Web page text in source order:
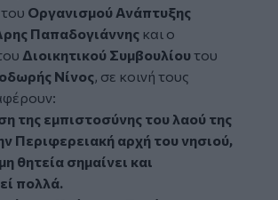
του Οργανισμού Ανάπτυξης
Παπαδογιάννης και ο
Διοικητικού Συμβουλίουτου
Νίνος, σε κοινή τους
της εμπιστοσύνης του λαού της
Περιφερειακή αρχή του νησιού,
θητεία σημαίνει και
πολλά.